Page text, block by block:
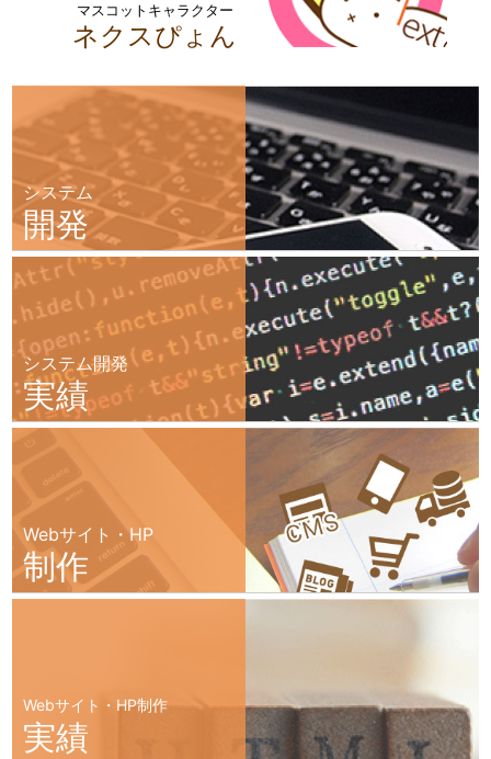
マスコットキャラクター
ネクスぴょん
システム
開発
システム開発
実績
Webサイト・HP
制作
Webサイト・HP制作
実績